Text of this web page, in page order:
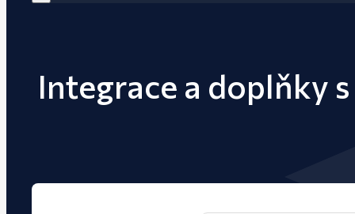
Integrace a doplňky